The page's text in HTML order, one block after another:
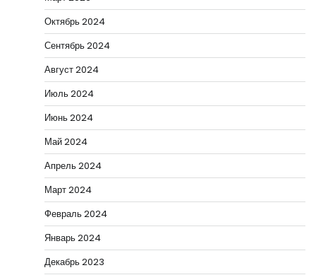
Октябрь 2024
Сентябрь 2024
Август 2024
Июль 2024
Июнь 2024
Май 2024
Апрель 2024
Март 2024
Февраль 2024
Январь 2024
Декабрь 2023